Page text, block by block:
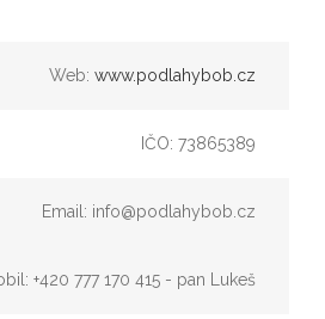
Web: www.podlahybob.cz
IČO: 73865389
Email: info@podlahybob.cz
+420 777 170 415 - pan Lukeš